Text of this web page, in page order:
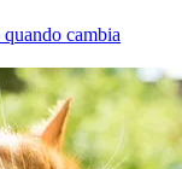
cambia